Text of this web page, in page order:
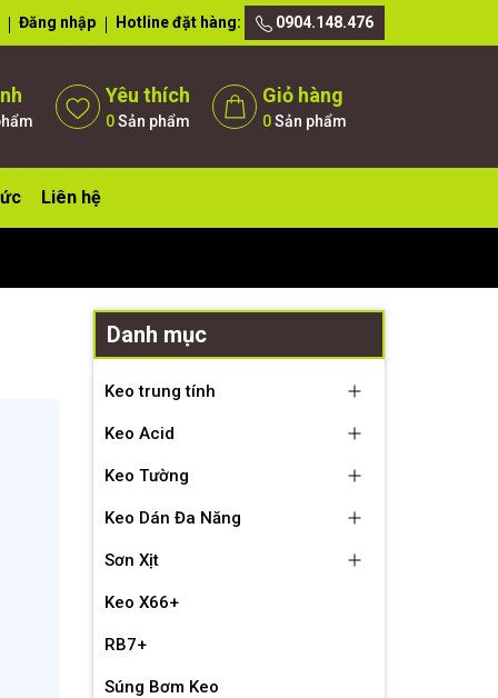
Đăng nhập Hotline đặt hàng: 0904.148.476
Yêu thích
0Sản phẩm
Giỏ hàng
0Sản phẩm
Liên hệ
Danh mục
Keo trung tính
Keo Acid
Keo Tường
Keo Dán Đa Năng
Sơn Xịt
Keo X66+
RB7+
Súng Bơm Keo